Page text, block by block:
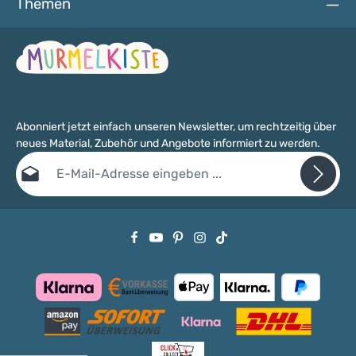
3 JAHREN GEEIGNET! Die Buchstaben sind bedingt
Themen
Abonniert jetzt einfach unseren Newsletter, um rechtzeitig über
neues Material, Zubehör und Angebote informiert zu werden.
E-Mail-Adresse*
Datenschutzbestimmungenzur Kenntnis genommen